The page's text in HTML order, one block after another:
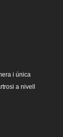
i única
a nivell